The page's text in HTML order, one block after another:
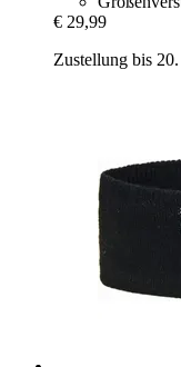
€ 29,99
Zustellung bis